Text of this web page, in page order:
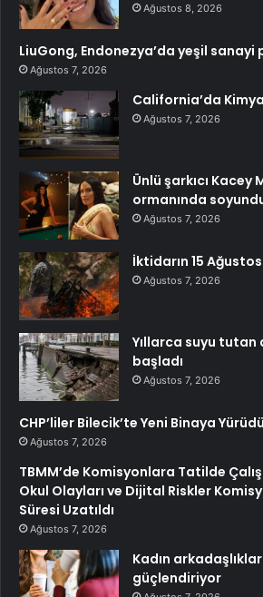
Ağustos 8, 2026
LiuGong, Endonezya’da yeşil sanayi
Ağustos 7, 2026
California’da
Ağustos 7, 2026
Ünlü şarkıcı
ormanında
Ağustos 7, 2026
İktidarın 15
Ağustos 7, 2026
Yıllarca suyu
başladı
Ağustos 7, 2026
CHP’liler Bilecik’te Yeni Binaya Yürüdü
Ağustos 7, 2026
TBMM’de Komisyonlara Tatilde
Okul Olayları ve Dijital Riskler
Süresi Uzatıldı
Ağustos 7, 2026
Kadın
güçlendiriyor